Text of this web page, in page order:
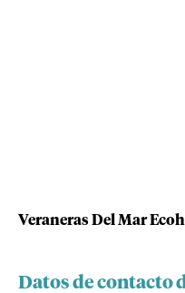
Veraneras Del Mar
Datos de contacto